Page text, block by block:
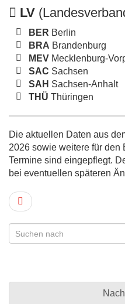
LV
BER Berlin
BRA Brandenburg
MEV Mecklenburg-
SAC Sachsen
SAH Sachsen-Anhalt
THÜ Thüringen
Die aktuellen Daten aus
2026 sowie weitere für den
Termine sind eingepflegt.
bei eventuellen späteren